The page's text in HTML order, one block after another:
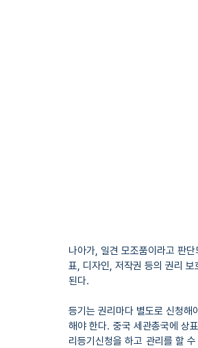
나아가, 일견 모조품이라고 판
표, 디자인, 저작권 등의 권리
된다.
등기는 권리마다 별도로 신청해
해야 한다. 중국 세관총국에 상
리등기신청을 하고 관리를 할